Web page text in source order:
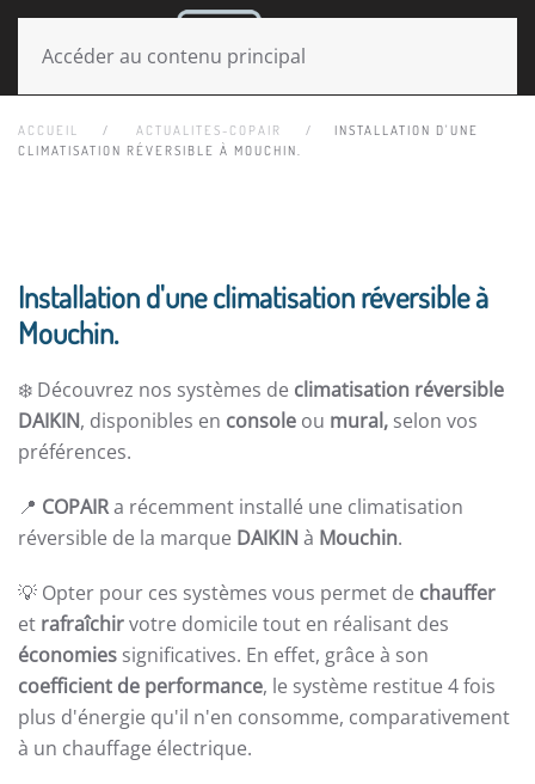
Accéder au contenu principal
ACCUEIL ACTUALITES-COPAIR
INSTALLATION D'UNE
CLIMATISATION RÉVERSIBLE À MOUCHIN.
Installation d'une climatisation réversible à
Mouchin.
❄️ Découvrez nos systèmes de climatisation réversible
DAIKIN, disponibles en console ou mural, selon vos
préférences.
📍 COPAIRa récemment installé une climatisation
réversible de la marque DAIKIN à Mouchin.
💡 Opter pour ces systèmes vous permet de chauffer
et rafraîchirvotre domicile tout en réalisant des
économies significatives. En effet, grâce à son
coefficient de performance, le système restitue 4 fois
plus d'énergie qu'il n'en consomme, comparativement
à un chauffage électrique.